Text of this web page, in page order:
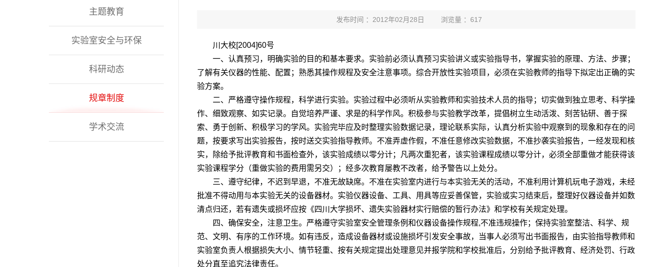
主题教育
实验室安全与环保
科研动态
规章制度
学术交流
发布时间 ：2012年02月28日 浏览量 ：617
川大校[2004]60号
一、认真预习，明确实验的目的和基本要求。实验前必须认真预习实验讲义或实验指导书，掌握实验的原理、方法、步骤；
了解有关仪器的性能、配置；熟悉其操作规程及安全注意事项。综合开放性实验项目，必须在实验教师的指导下拟定出正确的实
验方案。
二、严格遵守操作规程，科学进行实验。实验过程中必须听从实验教师和实验技术人员的指导；切实做到独立思考、科学操
作、细致观察、如实记录。自觉培养严谨、求是的科学作风。积极参与实验教学改革，提倡树立生动活泼、刻苦钻研、善于探
索、勇于创新、积极学习的学风。实验完毕应及时整理实验数据记录，理论联系实际，认真分析实验中观察到的现象和存在的问
题，按要求写出实验报告，按时送交实验指导教师。不准弄虚作假，不准任意修改实验数据，不准抄袭实验报告，一经发现和核
实，除给予批评教育和书面检查外，该实验成绩以零分计；凡两次重犯者，该实验课程成绩以零分计，必须全部重做才能获得该
实验课程学分（重做实验的费用需另交）；经多次教育屡教不改者，给予警告以上处分。
三、遵守纪律，不迟到早退，不准无故缺席。不准在实验室内进行与本实验无关的活动，不准利用计算机玩电子游戏，未经
批准不得动用与本实验无关的设备器材。实验仪器设备、工具、用具等应妥善保管，实验或实习结束后，整理好仪器设备并如数
清点归还，若有遗失或损坏应按《四川大学损坏、遗失实验器材实行赔偿的暂行办法》和学校有关规定处理。
四、确保安全，注意卫生。严格遵守实验室安全管理条例和仪器设备操作规程,不准违规操作；保持实验室整洁、科学、规
范、文明、有序的工作环境。如有违反，造成设备器材或设施损坏引发安全事故，当事人必须写出书面报告，由实验指导教师和
实验室负责人根据损失大小、情节轻重、按有关规定提出处理意见并报学院和学校批准后，分别给予批评教育、经济处罚、行政
处分直至追究法律责任。